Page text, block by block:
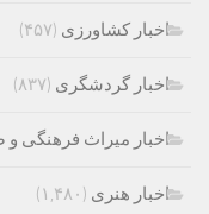
اخبار کشاورزی (۴۵۷)
اخبار گردشگری (۸۳۷)
اخبار میراث فرهنگی
اخبار هنری (۱,۴۸۰)